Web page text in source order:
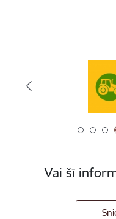
Vai šī